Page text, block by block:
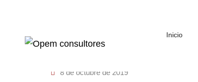
Inicio
8 de octubre de 2019